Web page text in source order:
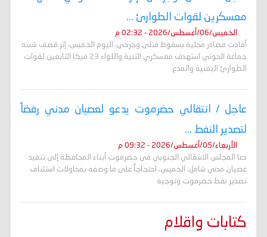
معسكرين لقوات الطوارئ ...
الخميس/06/أغسطس/2026 - 02:32 م
أفادت مصادر محلية بسقوط قتلى وجرحى، اليوم الخميس، إثر قصف شنته
جماعة الحوثي استهدف معسكري الثنية واللواء 23 ميكا التابعين لقوات
الطوارئ اليمنية والمدع
عاجل / انتقالي حضرموت يدعو لعصيان مدني رفضاً
لتصدير النفط ...
الأربعاء/05/أغسطس/2026 - 09:32 م
دعا المجلس الانتقالي الجنوبي في حضرموت أبناء المحافظة إلى تنفيذ
عصيان مدني شامل، الخميس، احتجاجاً على ما وصفه بمحاولات استئناف
تصدير نفط حضرموت وتوجيه
كتابات واقلام